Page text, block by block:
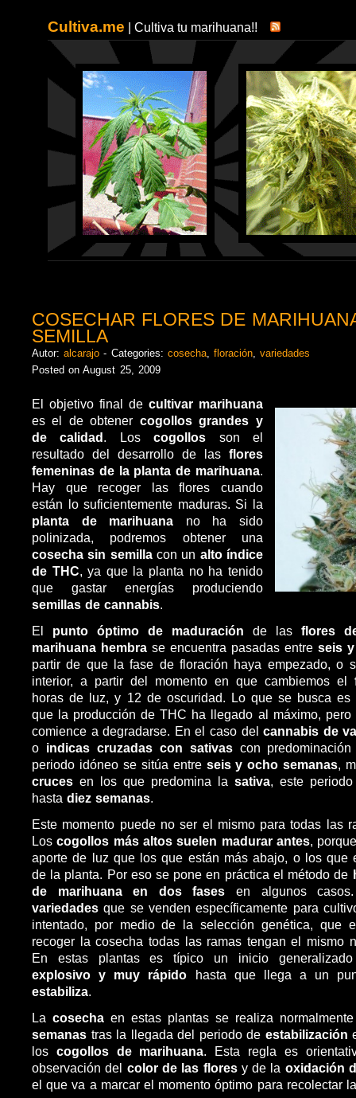
Cultiva.me | Cultiva tu marihuana!!
COSECHAR FLORES DE
SEMILLA
Autor:alcarajo - Categories: cosecha,floración ,variedades
Posted on August 25, 2009
El objetivo final de cultivar marihuana
es el de obtener cogollos grandes y
de calidad. Loscogollos son el
resultado del desarrollo de las flores
femeninas de la planta de marihuana.
Hay que recoger las flores cuando
están lo suficientemente maduras. Si la
planta de marihuana no ha sido
polinizada, podremos obtener una
cosecha sin semillacon un alto índice
de THC, ya que la planta no ha tenido
que gastar energías produciendo
semillas de cannabis.
El punto óptimo de maduración de las flores
marihuana hembra se encuentra pasadas entre seis
partir de que la fase de floración haya empezado, o
interior, a partir del momento en que cambiemos el
horas de luz, y 12 de oscuridad. Lo que se busca
que la producción de THC ha llegado al máximo, pero
comience a degradarse. En el caso delcannabis de
o indicas cruzadas con sativascon
periodo idóneo se sitúa entre seis y ocho semanas,
cruces en los que predomina la sativa, este
hastadiez semanas.
Este momento puede no ser el mismo para todas las
Loscogollos más altos suelen madurar antes,
aporte de luz que los que están más abajo, o los que
de la planta. Por eso se pone en práctica el método de
de marihuana en dos fases en algunos
variedadesque se venden específicamente para
intentado, por medio de la selección genética, que
recoger la cosecha todas las ramas tengan el mismo
En estas plantas es típico un inicio
explosivo y muy rápido hasta que llega a un
estabiliza.
La cosecha en estas plantas se realiza
semanas tras la llegada del periodo de estabilización
los cogollos de marihuana. Esta regla es
observación del color de las floresy de la oxidación
el que va a marcar el momento óptimo para recolectar